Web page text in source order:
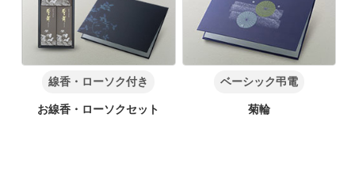
線香・ローソク付き
お線香・ローソクセット
ベーシック弔電
菊輪